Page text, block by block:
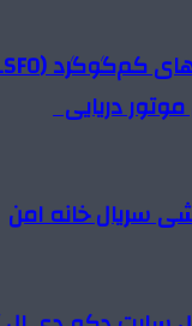
موتور دریایی
سریال خانه امن